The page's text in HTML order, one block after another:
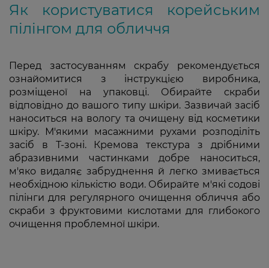
Як користуватися корейським
пілінгом для обличчя
Перед застосуванням скрабу рекомендується
ознайомитися з інструкцією виробника,
розміщеної на упаковці. Обирайте скраби
відповідно до вашого типу шкіри. Зазвичай засіб
наноситься на вологу та очищену від косметики
шкіру. М'якими масажними рухами розподіліть
засіб в Т-зоні. Кремова текстура з дрібними
абразивними частинками добре наноситься,
м'яко видаляє забруднення й легко змивається
необхідною кількістю води. Обирайте м'які содові
пілінги для регулярного очищення обличчя або
скраби з фруктовими кислотами для глибокого
очищення проблемної шкіри.